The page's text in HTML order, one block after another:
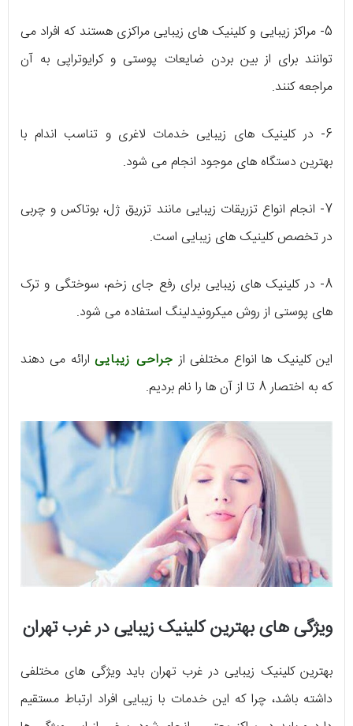
5- مراکز زیبایی و کلینیک های زیبایی مراکزی هستند که افراد می
توانند برای از بین بردن ضایعات پوستی و کرایوتراپی به آن
مراجعه کنند.
6- در کلینیک های زیبایی خدمات لاغری و تناسب اندام با
بهترین دستگاه های موجود انجام می شود.
7- انجام انواع تزریقات زیبایی مانند تزریق ژل، بوتاکس و چربی
در تخصص کلینیک های زیبایی است.
8- در کلینیک های زیبایی برای رفع جای زخم، سوختگی و ترک
های پوستی از روش میکرونیدلینگ استفاده می شود.
این کلینیک ها انواع مختلفی از جراحی زیباییارائه می دهند
که به اختصار 8 تا از آن ها را نام بردیم.
ویژگی های بهترین کلینیک زیبایی در غرب تهران
بهترین کلینیک زیبایی در غرب تهران باید ویژگی های مختلفی
داشته باشد، چرا که این خدمات با زیبایی افراد ارتباط مستقیم